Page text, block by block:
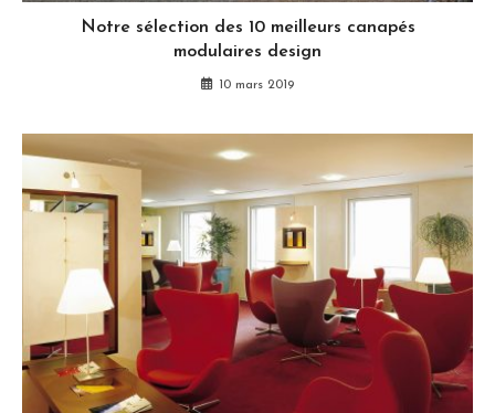
Notre sélection des 10 meilleurs canapés
modulaires design
10 mars 2019